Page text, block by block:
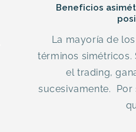
Beneficios
La mayoría de
términos simétricos.
el trading,
sucesivamente. Por